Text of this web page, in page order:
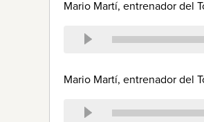
Mario Martí, entrenador del
Mario Martí, entrenador del